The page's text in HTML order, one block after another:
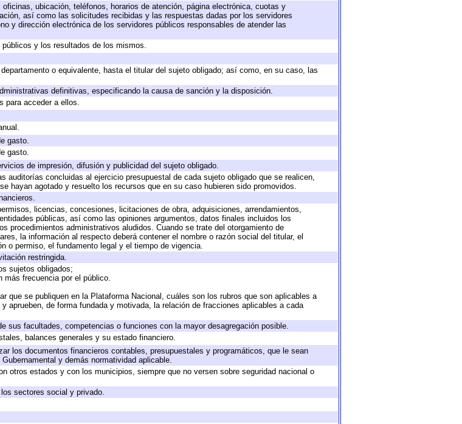
ubicación, teléfonos, horarios de atención, página electrónica, cuotas y
así como las solicitudes recibidas y las respuestas dadas por los servidores
y dirección electrónica de los servidores públicos responsables de atender las
y los resultados de los mismos.
o equivalente, hasta el titular del sujeto obligado; así como, en su caso, las
definitivas, especificando la causa de sanción y la disposición.
para acceder a ellos.
gasto.
gasto.
de impresión, difusión y publicidad del sujeto obligado.
concluidas al ejercicio presupuestal de cada sujeto obligado que se realicen,
hayan agotado y resuelto los recursos que en su caso hubieren sido promovidos.
licencias, concesiones, licitaciones de obra, adquisiciones, arrendamientos,
públicas, así como las opiniones argumentos, datos finales incluidos los
procedimientos administrativos aludidos. Cuando se trate del otorgamiento de
la información al respecto deberá contener el nombre o razón social del titular, el
o permiso, el fundamento legal y el tiempo de vigencia.
restringida.
sujetos obligados;
más frecuencia por el público.
que se publiquen en la Plataforma Nacional, cuáles son los rubros que son aplicables a
aprueben, de forma fundada y motivada, la relación de fracciones aplicables a cada
sus facultades, competencias o funciones con la mayor desagregación posible.
balances generales y su estado financiero.
los documentos financieros contables, presupuestales y programáticos, que le sean
y demás normatividad aplicable.
otros estados y con los municipios, siempre que no versen sobre seguridad nacional o
sectores social y privado.